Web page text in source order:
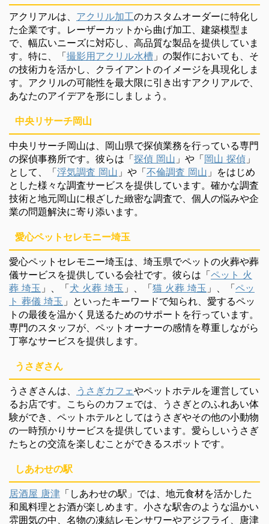
アクリアルは、 アクリル加工のカスタムオーダーに特化し
た企業です。レーザーカットから曲げ加工、建築模型ま
で、幅広いニーズに対応し、高品質な製品を提供していま
す。特に、「撮影用アクリル水槽 」の製作においても、そ
の技術力を活かし、クライアントのイメージを具現化しま
す。アクリルの可能性を最大限に引き出すアクリアルで、
あなたのアイデアを形にしましょう。
中央リサーチ岡山
中央リサーチ岡山は、岡山県で探偵業務を行っている専門
の探偵事務所です。彼らは「探偵 岡山 」や「岡山 探偵 」
として、「浮気調査 岡山 」や「不倫調査 岡山 」をはじめ
とした様々な調査サービスを提供しています。確かな調査
技術と地元岡山に根ざした緻密な調査で、個人の悩みや企
業の問題解決に寄り添います。
愛心ペットセレモニー埼玉
愛心ペットセレモニー埼玉は、埼玉県でペットの火葬や葬
儀サービスを提供している会社です。彼らは「ペット 火
葬 埼玉 」、「犬 火葬 埼玉 」、「猫 火葬 埼玉 」、「ペッ
ト 葬儀 埼玉 」といったキーワードで知られ、愛するペッ
トの最後を温かく見送るためのサポートを行っています。
専門のスタッフが、ペットオーナーの感情を尊重しながら
丁寧なサービスを提供します。
うさぎさん
うさぎさんは、 うさぎカフェやペットホテルを運営してい
るお店です。こちらのカフェでは、うさぎとのふれあい体
験ができ、ペットホテルとしてはうさぎやその他の小動物
の一時預かりサービスを提供しています。愛らしいうさぎ
たちとの交流を楽しむことができるスポットです。
しあわせの駅
居酒屋 唐津 「しあわせの駅」では、地元食材を活かした
和風料理とお酒が楽しめます。小さな駅舎のような温かい
雰囲気の中、名物の凍結レモンサワーやアジフライ、唐津